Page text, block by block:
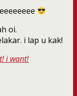
oi.
i lap u kak!
i want!